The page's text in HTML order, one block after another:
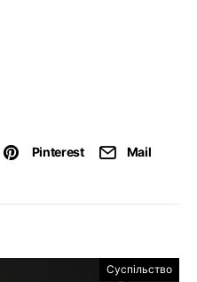
Pinterest Mail
Суспільство